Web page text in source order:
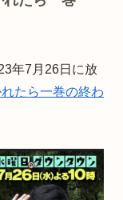
年7月26日に放
たら一巻の終わ